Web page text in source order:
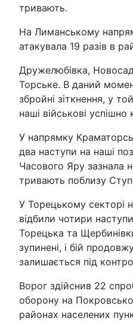
тривають.
На Лиманському
атакувала 19 разів в
Дружелюбівка,
Торське. В даний
збройні зіткнення, у
наші військові
У напрямку
два наступи на наші
Часового Яру зазнала
тривають поблизу
У Торецькому секторі
відбили чотири
Торецька та
зупинені, і бій
залишається під
Ворог здійснив 22
оборону на
районах населених